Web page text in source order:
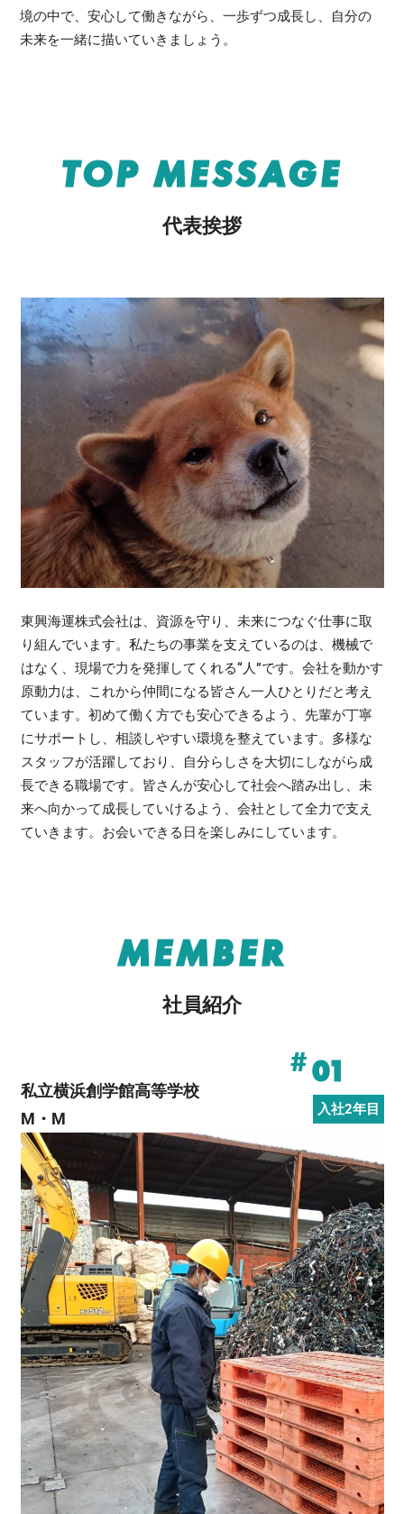
境の中で、安心して働きながら、一歩ずつ成長し、自分の
未来を一緒に描いていきましょう。
TOP MESSAGE
代表挨拶
東興海運株式会社は、資源を守り、未来につなぐ仕事に取
り組んでいます。私たちの事業を支えているのは、機械で
はなく、現場で力を発揮してくれる“人”です。会社を動かす
原動力は、これから仲間になる皆さん一人ひとりだと考え
ています。初めて働く方でも安心できるよう、先輩が丁寧
にサポートし、相談しやすい環境を整えています。多様な
スタッフが活躍しており、自分らしさを大切にしながら成
長できる職場です。皆さんが安心して社会へ踏み出し、未
来へ向かって成長していけるよう、会社として全力で支え
ていきます。お会いできる日を楽しみにしています。
MEMBER
社員紹介
私立横浜創学館高等学校
M・M
#01
入社2年目